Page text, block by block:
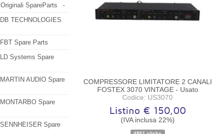
-
SpareParts
TECHNOLOGIES
Spare Parts
Systems Spare
AUDIO Spare
Spare
Spare
COMPRESSORE LIMITATORE 2 CANALI
FOSTEX 3070 VINTAGE - Usato
Codice: US3070
Listino € 150,00
(IVA inclusa 22%)